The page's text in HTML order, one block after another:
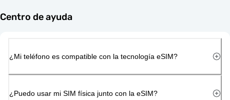
Centro de ayuda
¿Mi teléfono es compatible con la tecnología eSIM?
¿Puedo usar mi SIM física junto con la eSIM?